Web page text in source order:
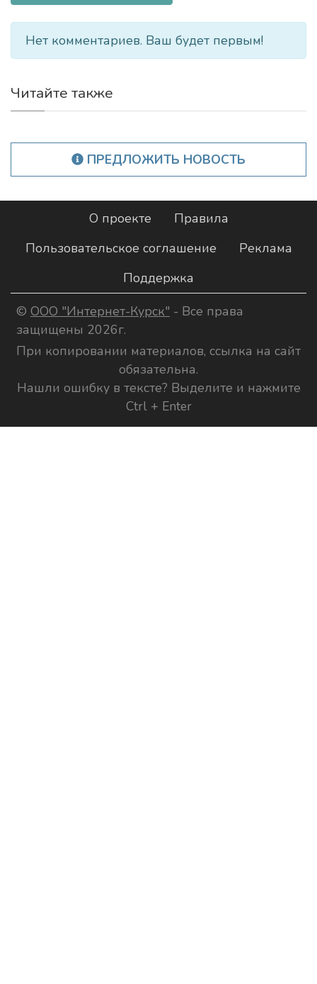
Нет комментариев. Ваш будет первым!
Читайте также
ПРЕДЛОЖИТЬ НОВОСТЬ
О проекте
Правила
Пользовательское соглашение
Реклама
Поддержка
© ООО "Интернет-Курск" - Все права
защищены 2026г.
При копировании материалов, ссылка на сайт
обязательна.
Нашли ошибку в тексте? Выделите и нажмите
Ctrl + Enter